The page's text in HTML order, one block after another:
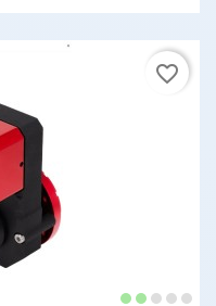
favorite_border